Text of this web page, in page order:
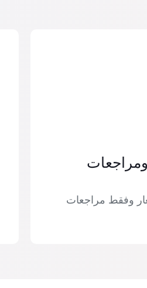
وفقط مراجعات